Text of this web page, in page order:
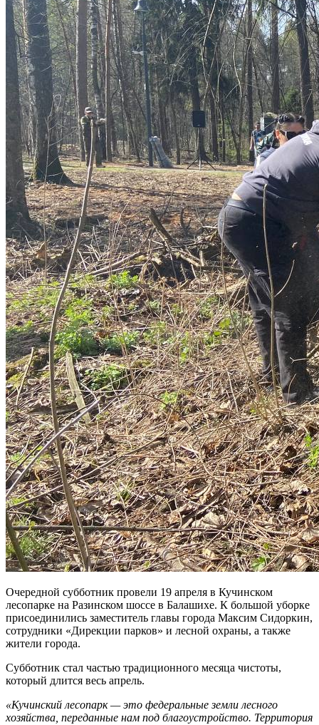
Очередной субботник провели 19 апреля в Кучинском
лесопарке на Разинском шоссе в Балашихе. К большой уборке
присоединились заместитель главы города Максим Сидоркин,
сотрудники «Дирекции парков» и лесной охраны, а также
жители города.
Субботник стал частью традиционного месяца чистоты,
который длится весь апрель.
«Кучинский лесопарк — это федеральные земли лесного
хозяйства, переданные нам под благоустройство. Территория